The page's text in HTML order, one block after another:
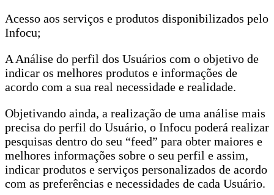
Acesso aos serviços e produtos disponibilizados pelo
Infocu;
A Análise do perfil dos Usuários com o objetivo de
indicar os melhores produtos e informações de
acordo com a sua real necessidade e realidade.
Objetivando ainda, a realização de uma análise mais
precisa do perfil do Usuário, o Infocu poderá realizar
pesquisas dentro do seu “feed” para obter maiores e
melhores informações sobre o seu perfil e assim,
indicar produtos e serviços personalizados de acordo
com as preferências e necessidades de cada Usuário.